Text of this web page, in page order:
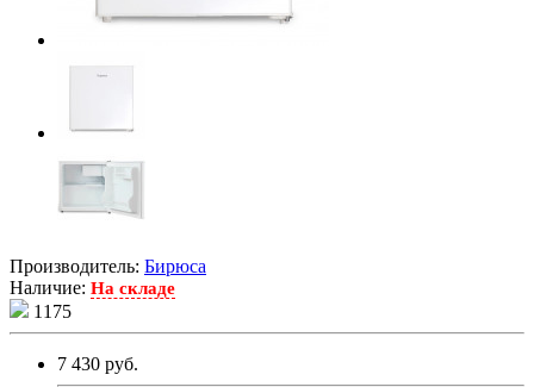
Производитель: Бирюса
Наличие: На складе
1175
7 430 руб.